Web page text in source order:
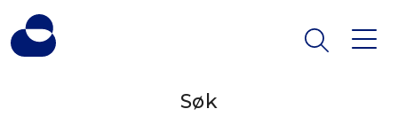
Søk